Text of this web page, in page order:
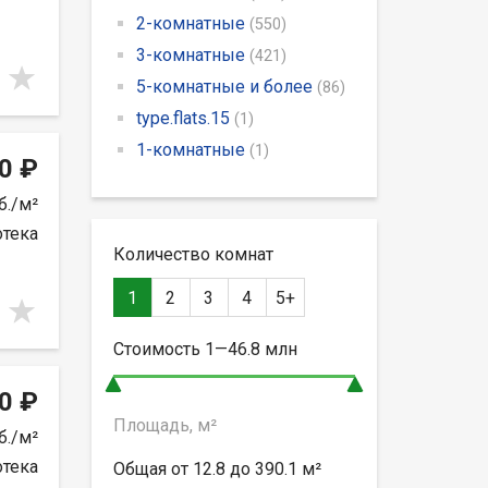
₽
м²
₽
м²
2-комнатные (550)
3-комнатные (421)
5-комнатные и более (86)
type.flats.15 (1)
1-комнатные (1)
Количество комнат
1 2 3 4 5+
Стоимость 1—46.8 млн
Площадь, м²
Общая от 12.8 до 390.1 м²